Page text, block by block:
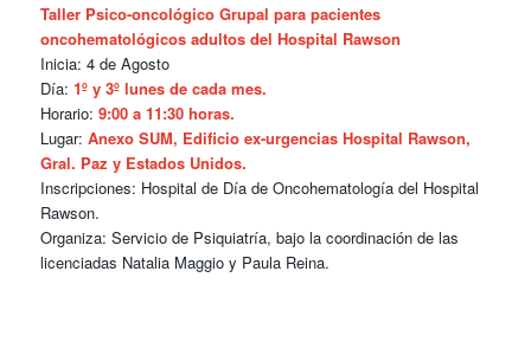
Taller Psico-oncológico Grupal para pacientes
oncohematológicos adultos del Hospital Rawson
Inicia: 4 de Agosto
Día: 1º y 3º lunes de cada mes.
Horario: 9:00 a 11:30 horas.
Lugar: Anexo SUM, Edificio ex-urgencias Hospital Rawson,
Gral. Paz y Estados Unidos.
Inscripciones: Hospital de Día de Oncohematología del Hospital
Rawson.
Organiza: Servicio de Psiquiatría, bajo la coordinación de las
licenciadas Natalia Maggio y Paula Reina.